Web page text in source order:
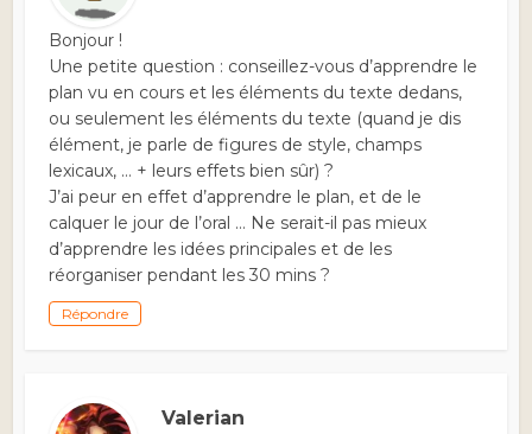
Bonjour !
Une petite question : conseillez-vous d’apprendre le
plan vu en cours et les éléments du texte dedans,
ou seulement les éléments du texte (quand je dis
élément, je parle de figures de style, champs
lexicaux, … + leurs effets bien sûr) ?
J’ai peur en effet d’apprendre le plan, et de le
calquer le jour de l’oral … Ne serait-il pas mieux
d’apprendre les idées principales et de les
réorganiser pendant les 30 mins ?
Répondre
Valerian